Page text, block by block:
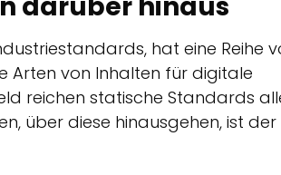
hat eine Reihe
Arten von Inhalten für digitale
reichen statische Standards
über diese hinausgehen, ist der